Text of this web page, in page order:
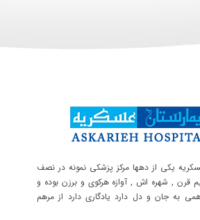
یکی از دهها مرکز پزشکی نمونه در نصف
قرن , شهره اش , آوازه هرکوی و برزن بوده و
به جان و دل دارد یادگاری دارد از مرهم